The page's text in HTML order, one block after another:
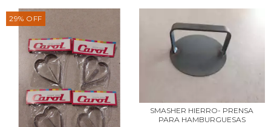
29% OFF
SMASHER HIERRO- PRENSA
PARA HAMBURGUESAS